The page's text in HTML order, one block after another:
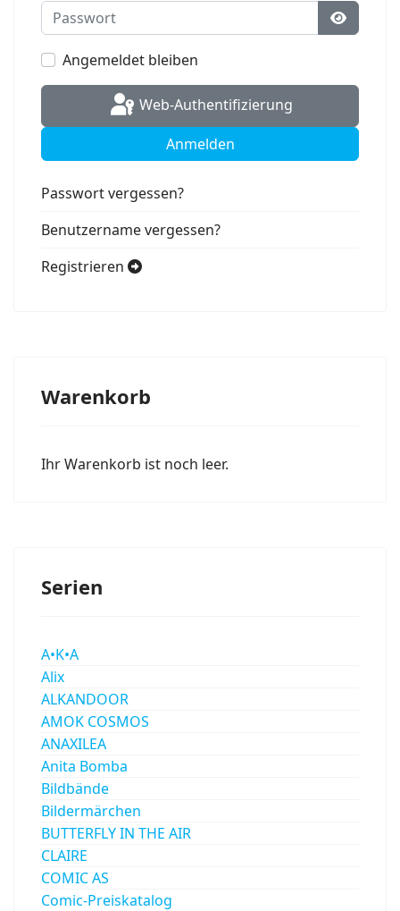
Passwort
Angemeldet bleiben
Web-Authentifizierung
Anmelden
Passwort vergessen?
Benutzername vergessen?
Registrieren
Warenkorb
Ihr Warenkorb ist noch leer.
Serien
A•K•A
Alix
ALKANDOOR
AMOK COSMOS
ANAXILEA
Anita Bomba
Bildbände
Bildermärchen
BUTTERFLY IN THE AIR
CLAIRE
COMIC AS
Comic-Preiskatalog